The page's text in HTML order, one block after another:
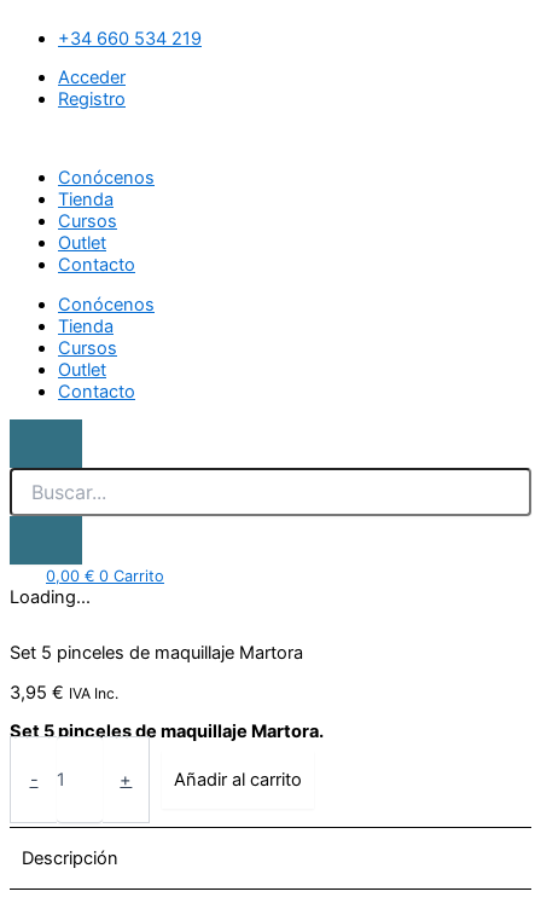
contenido
+34 660 534 219
Acceder
Registro
Conócenos
Tienda
Cursos
Outlet
Contacto
Conócenos
Tienda
Cursos
Outlet
Contacto
0,00 € 0 Carrito
Loading...
Set 5 pinceles de maquillaje Martora
3,95 € IVA Inc.
Set 5 pinceles de maquillaje Martora.
-
maquillaje
+ Añadir al carrito
Descripción